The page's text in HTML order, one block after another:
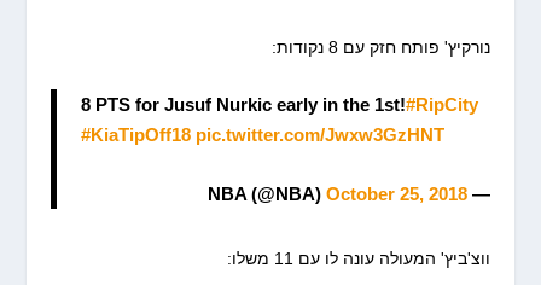
נורקיץ' פותח חזק עם 8 נקודות:
8 PTS for Jusuf Nurkic early in the 1st!#RipCity
#KiaTipOff18 pic.twitter.com/Jwxw3GzHNT
— NBA (@NBA)
October 25, 2018
ווצ'ביץ' המעולה עונה לו עם 11 משלו: